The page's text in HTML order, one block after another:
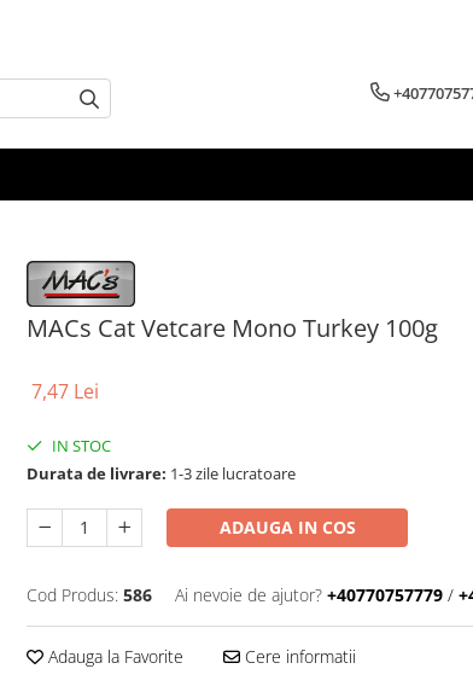
MACs Cat Vetcare Mono Turkey 100g
7,47 Lei
IN STOC
Durata de livrare: 1-3 zile lucratoare
ADAUGA IN COS
Cod Produs: 586 Ai nevoie de ajutor? +40770757779 /
Adauga la Favorite Cere informatii